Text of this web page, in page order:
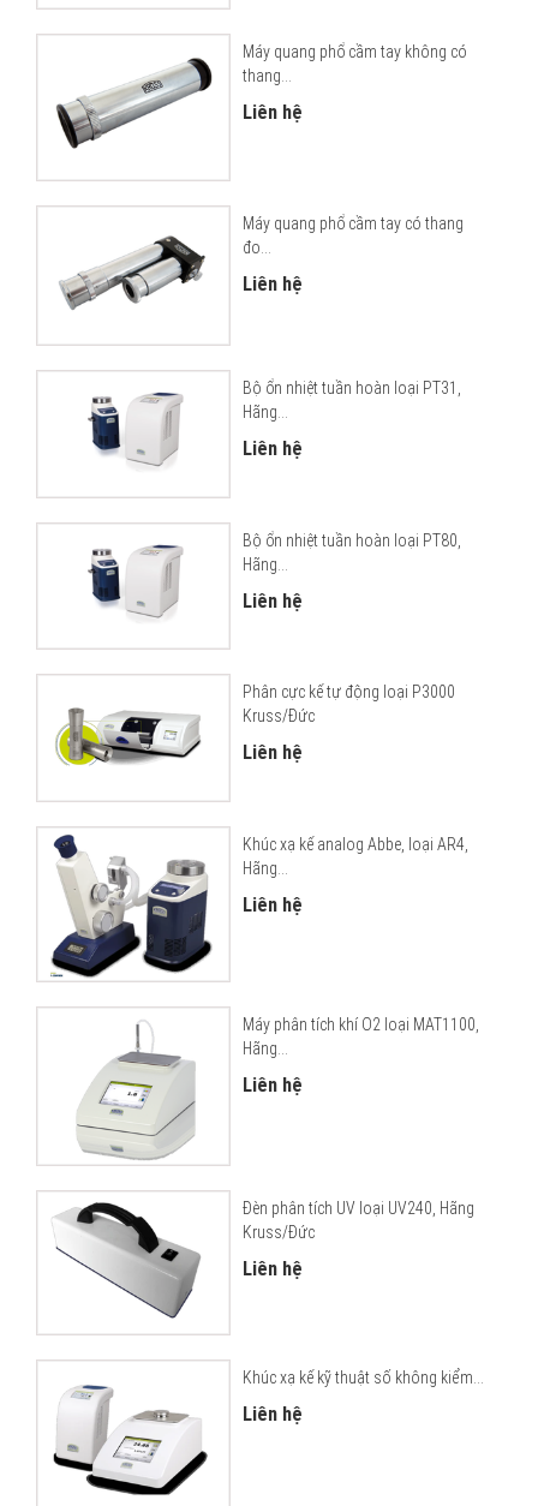
Máy quang phổ cầm tay không có
thang...
Liên hệ
Máy quang phổ cầm tay có thang
đo...
Liên hệ
Bộ ổn nhiệt tuần hoàn loại PT31,
Hãng...
Liên hệ
Bộ ổn nhiệt tuần hoàn loại PT80,
Hãng...
Liên hệ
Phân cực kế tự động loại P3000
Kruss/Đức
Liên hệ
Khúc xạ kế analog Abbe, loại AR4,
Hãng...
Liên hệ
Máy phân tích khí O2 loại MAT1100,
Hãng...
Liên hệ
Đèn phân tích UV loại UV240, Hãng
Kruss/Đức
Liên hệ
Khúc xạ kế kỹ thuật số không kiểm...
Liên hệ